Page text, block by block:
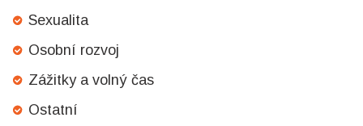
Sexualita
Osobní rozvoj
Zážitky a volný čas
Ostatní